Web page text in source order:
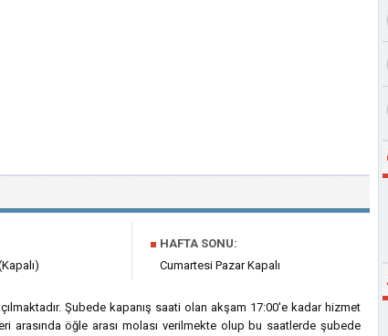
■ HAFTA SONU:
Cumartesi Pazar Kapalı
Şubede kapanış saati olan akşam 17:00'e kadar hizmet
arasında öğle arası molası verilmekte olup bu saatlerde şubede